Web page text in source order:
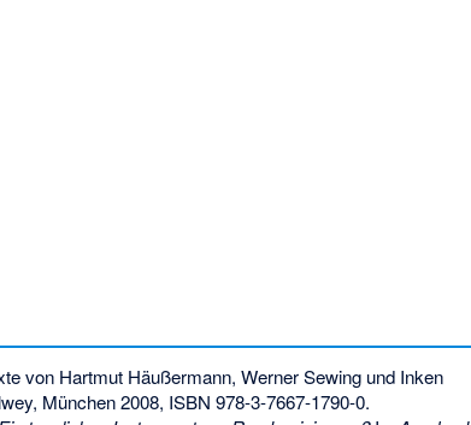
von Hartmut Häußermann, Werner Sewing und Inken
München 2008, ISBN 978-3-7667-1790-0.